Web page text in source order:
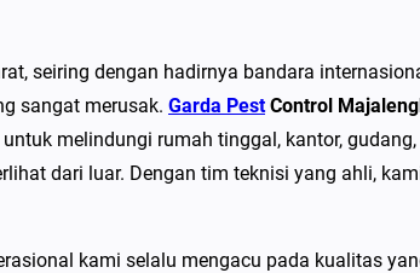
seiring dengan hadirnya bandara
sangat merusak. Garda PestControl
untuk melindungi rumah tinggal, kantor,
dari luar. Dengan tim teknisi yang ahli,
kami selalu mengacu pada kualitas